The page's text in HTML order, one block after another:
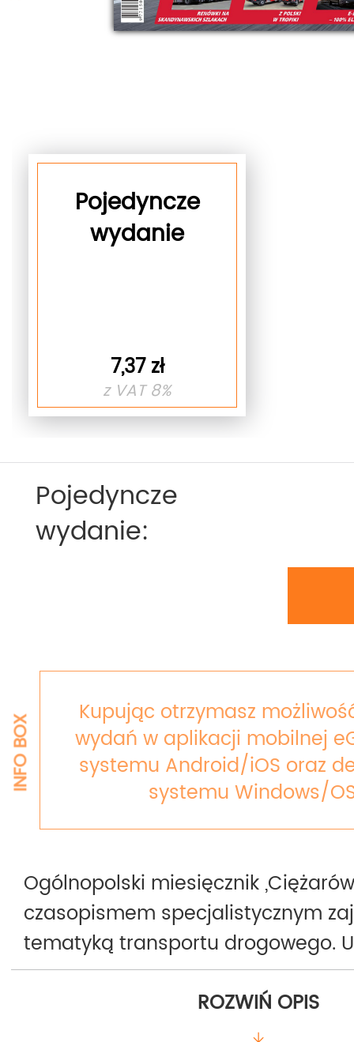
Pojedyncze
wydanie
7,37 zł
z VAT 8%
Pojedyncze
wydanie:
INFO BOX
Kupując otrzymasz
wydań w aplikacji mobilnej
systemu Android/iOS oraz
systemu Windows/
Ogólnopolski miesięcznik
czasopismem specjalistycznym
tematyką transportu drogowego.
1999 roku.
W magazynie prezentujemy
ciężarowe, dostawcze, autobusy,
ROZWIŃ OPIS